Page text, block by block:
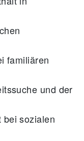
familiären
und der
bei sozialen